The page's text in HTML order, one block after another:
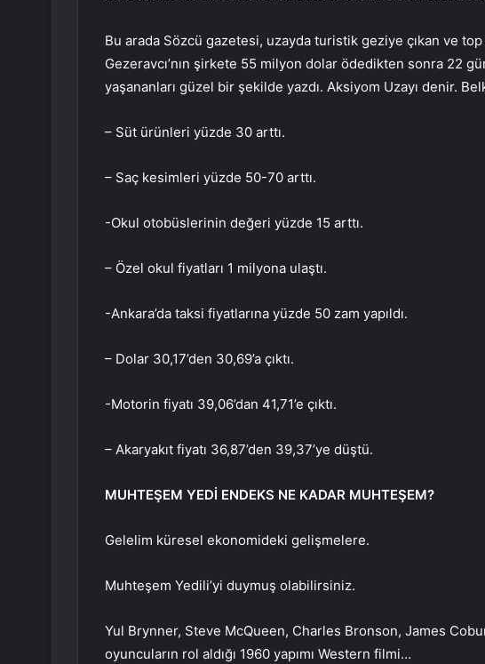
Bu arada Sözcü gazetesi, uzayda turistik geziye çıkan ve
Gezeravcı’nın şirkete 55 milyon dolar ödedikten sonra 22
yaşananları güzel bir şekilde yazdı. Aksiyom Uzayı denir.
– Süt ürünleri yüzde 30 arttı.
– Saç kesimleri yüzde 50-70 arttı.
-Okul otobüslerinin değeri yüzde 15 arttı.
– Özel okul fiyatları 1 milyona ulaştı.
-Ankara’da taksi fiyatlarına yüzde 50 zam yapıldı.
– Dolar 30,17’den 30,69’a çıktı.
-Motorin fiyatı 39,06’dan 41,71’e çıktı.
– Akaryakıt fiyatı 36,87’den 39,37’ye düştü.
MUHTEŞEM YEDİ ENDEKS NE KADAR MUHTEŞEM?
Gelelim küresel ekonomideki gelişmelere.
Muhteşem Yedili’yi duymuş olabilirsiniz.
Yul Brynner, Steve McQueen, Charles Bronson, James
oyuncuların rol aldığı 1960 yapımı Western filmi…